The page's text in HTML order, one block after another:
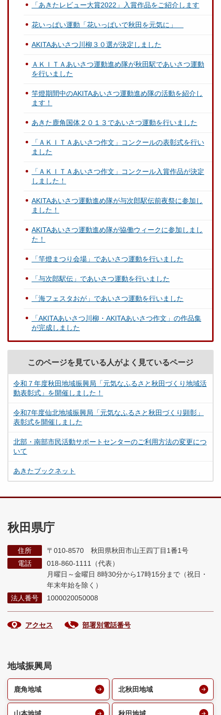
「あきたレビュー大賞2022」入賞作品をご紹介します
花いっぱい運動「花いっぱいで秋田を元気に」
AKITAあいさつ川柳３０選が決定しました
ＡＫＩＴＡあいさつ運動進め隊が秋田駅であいさつ運動
を行いました
竿燈期間中のAKITAあいさつ運動進め隊の活動を紹介し
ます！
あきた鹿角国体２０１３であいさつ運動を行いました
「ＡＫＩＴＡあいさつ作文」コンクールの表彰式を行い
ました
「ＡＫＩＴＡあいさつ作文」コンクール入賞作品が決定
しました！
AKITAあいさつ運動進め隊が与次郎駅伝前夜祭に参加し
ました！
AKITAあいさつ運動進め隊が協働ウィークに参加しまし
た！
「竿燈まつり会場」であいさつ運動を行いました
「与次郎駅伝」であいさつ運動を行いました
「海フェスタおが」であいさつ運動を行いました
「AKITAあいさつ川柳・AKITAあいさつ作文」の作品集
が完成しました
このページを見ている人がよく見ているページ
令和７年度秋田地域振興局「元気なふるさと秋田づくり地域活
動表彰式」を開催しました！
令和7年度仙北地域振興局「元気なふるさと秋田づくり顕彰」
表彰式を開催しました
北部・南部市民活動サポートセンターのご利用方法の変更につ
いて
あきたブックネット
秋田県庁
住所
〒010-8570 秋田県秋田市山王四丁目1番1号
電話
018-860-1111（代表）
月曜日～金曜日 8時30分から17時15分まで （祝日・
年末年始を除く）
法人番号
1000020050008
アクセス 部署別電話番号
地域振興局
鹿角地域 北秋田地域